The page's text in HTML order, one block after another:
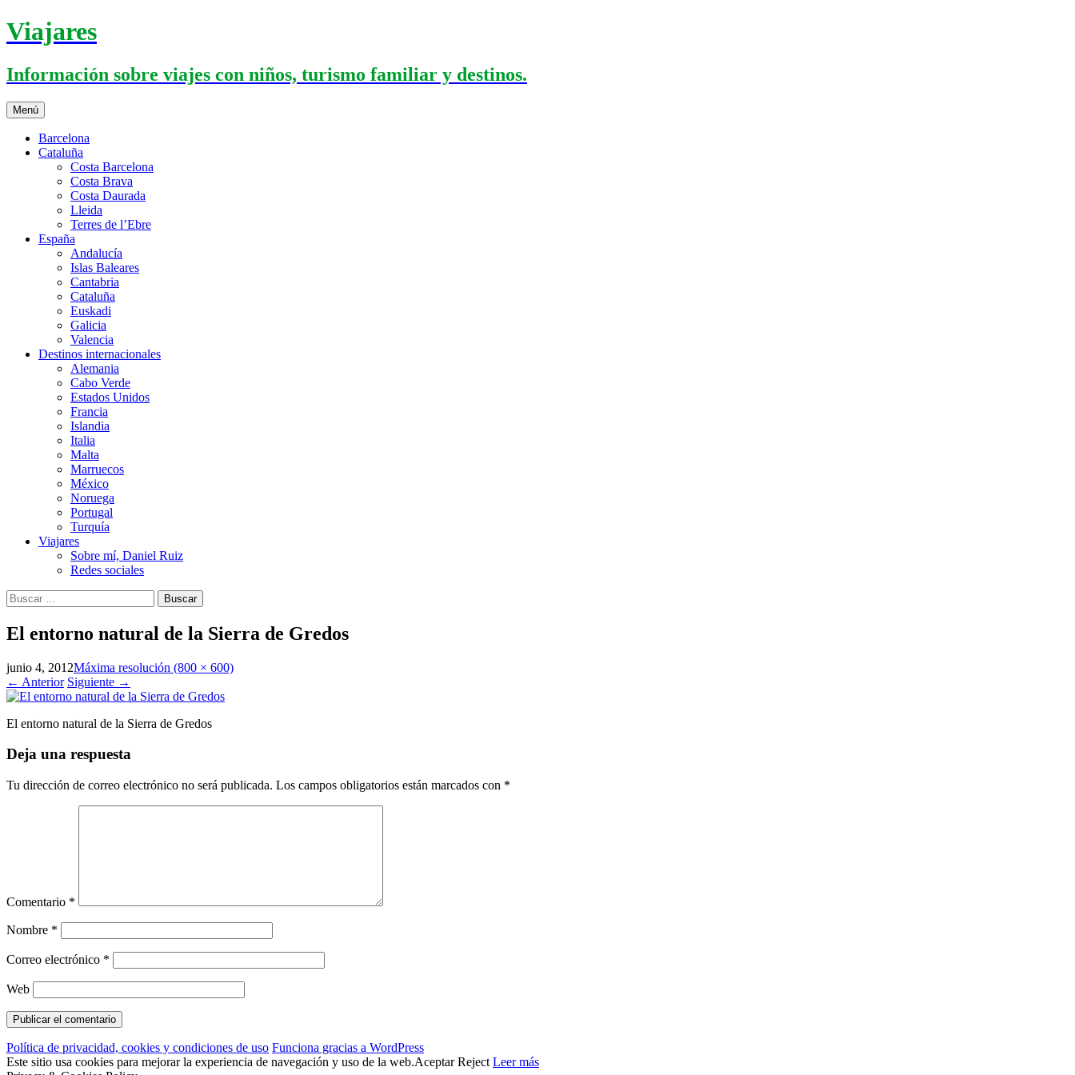
Saltar
al
Viajares
Información sobre viajes con niños, turismo familiar y destinos.
Menú
Barcelona
Cataluña
Costa Barcelona
Costa Brava
Costa Daurada
Lleida
Terres de l’Ebre
España
Andalucía
Islas Baleares
Cantabria
Cataluña
Euskadi
Galicia
Valencia
Destinos internacionales
Alemania
Cabo Verde
Estados Unidos
Francia
Islandia
Italia
Malta
Marruecos
México
Noruega
Portugal
Turquía
Viajares
Sobre mí, Daniel Ruiz
Redes sociales
Buscar:
El entorno natural de la Sierra de Gredos
junio 4, 2012Máxima resolución (800 × 600)
← Anterior Siguiente →
El entorno natural de la Sierra de Gredos
Deja una respuesta
Tu dirección de correo electrónico no será publicada. Los campos obligatorios están marcados con *
Comentario *
Nombre *
Correo electrónico *
Web
Política de privacidad, cookies y condiciones de uso Funciona gracias a WordPress
Este sitio usa cookies para mejorar la experiencia de navegación y uso de la web.Aceptar Reject Leer más